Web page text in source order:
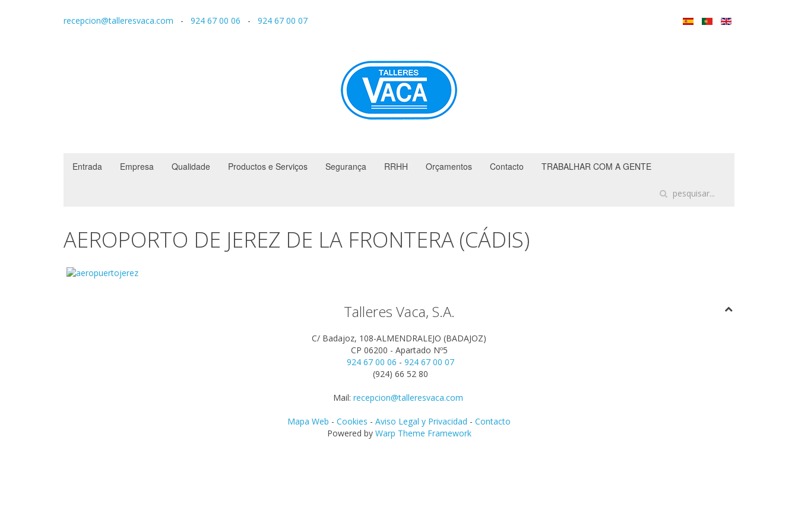
recepcion@talleresvaca.com - 924 67 00 06 - 924 67 00 07
Entrada Empresa Qualidade Productos e Serviços Segurança RRHH Orçamentos Contacto TRABALHAR COM A GENTE
AEROPORTO DE JEREZ DE LA FRONTERA (CÁDIS)
Talleres Vaca, S.A.
C/ Badajoz, 108-ALMENDRALEJO (BADAJOZ)
CP 06200 - Apartado Nº5
924 67 00 06 - 924 67 00 07
(924) 66 52 80
Mail: recepcion@talleresvaca.com
Mapa Web - Cookies - Aviso Legal y Privacidad - Contacto
Powered by Warp Theme Framework